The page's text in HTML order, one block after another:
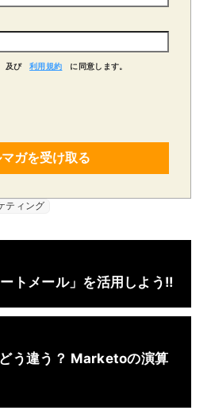
及び 利用規約 に同意します。
マガを受け取る
ティング
トメール」を活用しよう!!
どう違う？ Marketoの演算